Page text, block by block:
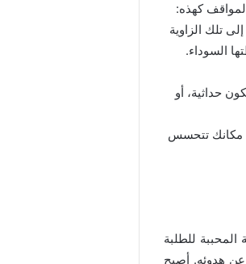
لمواقف كهذه:
تلك الزاوية
السوداء.
حداثية، أو
مكانك تتحسس
المحببة للطلبة
عن هدوئه. أصبح